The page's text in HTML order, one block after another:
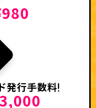
発行手数料